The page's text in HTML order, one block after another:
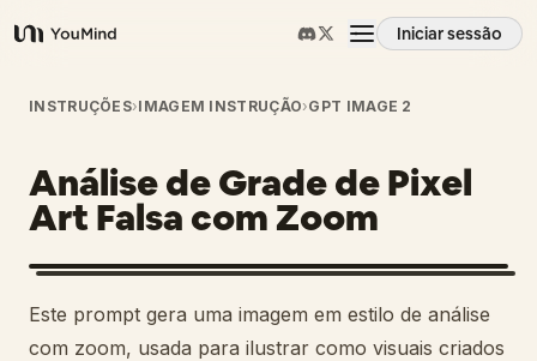
YouMind
Iniciar sessão
Visão geral
Casos de uso
Habilidades
Prompts
INSTRUÇÕES›IMAGEM INSTRUÇÃO›GPT IMAGE 2
Análise de Grade de Pixel
Art Falsa com Zoom
Este prompt gera uma imagem em estilo de análise
com zoom, usada para ilustrar como visuais criados